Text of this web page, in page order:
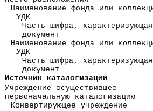
Наименование фонда или
УДК
Часть шифра, характеризующая
документ
Наименование фонда или
УДК
Часть шифра, характеризующая
документ
Источник каталогизации
Учреждение осуществившее
первоначальную каталогизацию
Конвертирующее учреждение